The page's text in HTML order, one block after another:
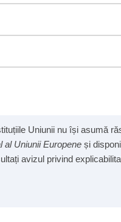
Uniunii nu își asumă
al Uniunii Europene și
avizul privind